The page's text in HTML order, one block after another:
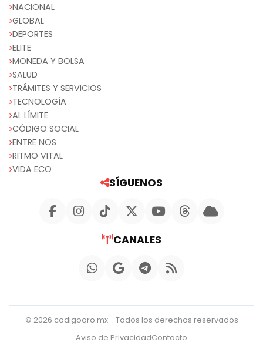
NACIONAL
GLOBAL
DEPORTES
ELITE
MONEDA Y BOLSA
SALUD
TRÁMITES Y SERVICIOS
TECNOLOGÍA
AL LÍMITE
CÓDIGO SOCIAL
ENTRE NOS
RITMO VITAL
VIDA ECO
SÍGUENOS
CANALES
© 2026 codigoqro.mx - Todos los derechos reservados
Aviso de PrivacidadContacto